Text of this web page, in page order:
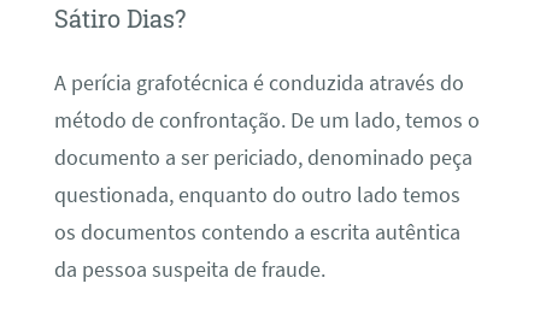
Sátiro Dias?
A perícia grafotécnica é conduzida através do
método de confrontação. De um lado, temos o
documento a ser periciado, denominado peça
questionada, enquanto do outro lado temos
os documentos contendo a escrita autêntica
da pessoa suspeita de fraude.